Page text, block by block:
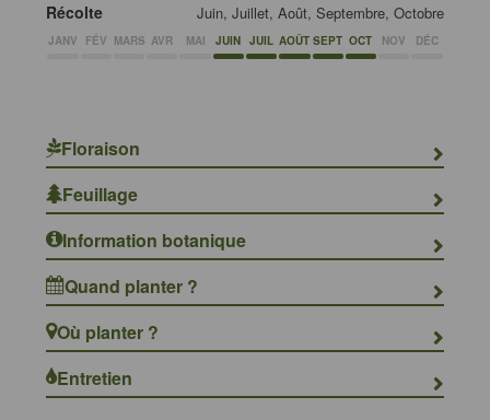
Récolte Juin, Juillet, Août, Septembre, Octobre
JANV FÉV MARS AVR MAI JUIN JUIL AOÛT SEPT OCT NOV DÉC
Floraison
Feuillage
Information botanique
Quand planter ?
Où planter ?
Entretien